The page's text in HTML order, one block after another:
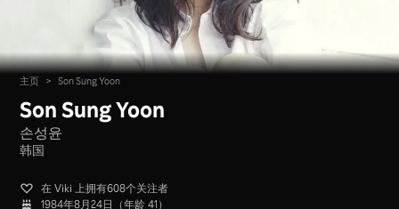
主页 > Son Sung Yoon
Son Sung Yoon
손성윤
韩国
在 Viki 上拥有608个关注者
1984年8月24日（年龄 41）